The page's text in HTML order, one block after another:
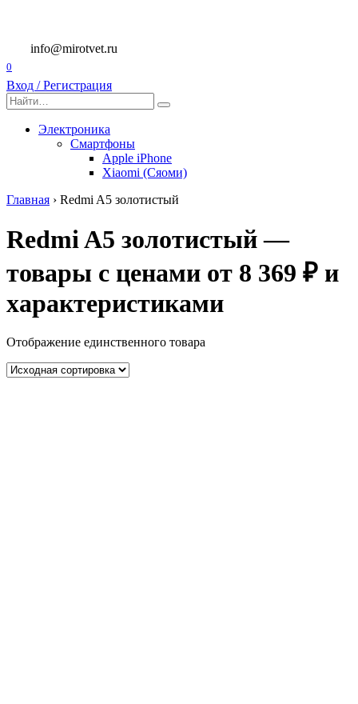
содержанию
info@mirotvet.ru
0
Вход / Регистрация
Search
for:
Электроника
Смартфоны
Apple iPhone
Xiaomi (Сяоми)
Главная › Redmi A5 золотистый
Redmi A5 золотистый —
товары с ценами от 8 369 ₽ и
характеристиками
Отображение единственного товара